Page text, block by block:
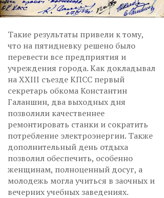
Такие результаты привели к тому,
что на пятидневку решено было
перевести все предприятия и
учреждения города. Как докладывал
на XXIII съезде КПСС первый
секретарь обкома Константин
Галаншин, два выходных дня
позволили качественнее
ремонтировать станки и сократить
потребление электроэнергии. Также
дополнительный день отдыха
позволил обеспечить, особенно
женщинам, полноценный досуг, а
молодежь могла учиться в заочных и
вечерних учебных заведениях.